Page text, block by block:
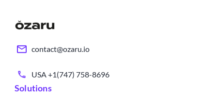
contact@ozaru.io
USA +1(747) 758-8696
Solutions